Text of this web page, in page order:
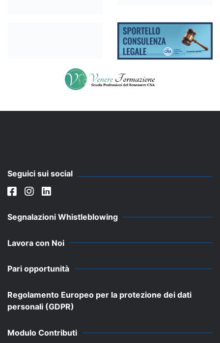
Seguici sui social
Segnalazioni Whistleblowing
Lavora con Noi
Pari opportunità
Regolamento Europeo per la protezione dei dati
personali (GDPR)
Modulo Contributi